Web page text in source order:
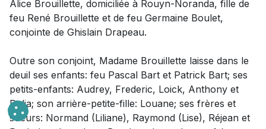
Alice Brouillette, domiciliée à Rouyn-Noranda, fille de
feu René Brouillette et de feu Germaine Boulet,
conjointe de Ghislain Drapeau.
Outre son conjoint, Madame Brouillette laisse dans le
deuil ses enfants: feu Pascal Bart et Patrick Bart; ses
petits-enfants: Audrey, Frederic, Loick, Anthony et
Dalia; son arrière-petite-fille: Louane; ses frères et
soeurs: Normand (Liliane), Raymond (Lise), Réjean et